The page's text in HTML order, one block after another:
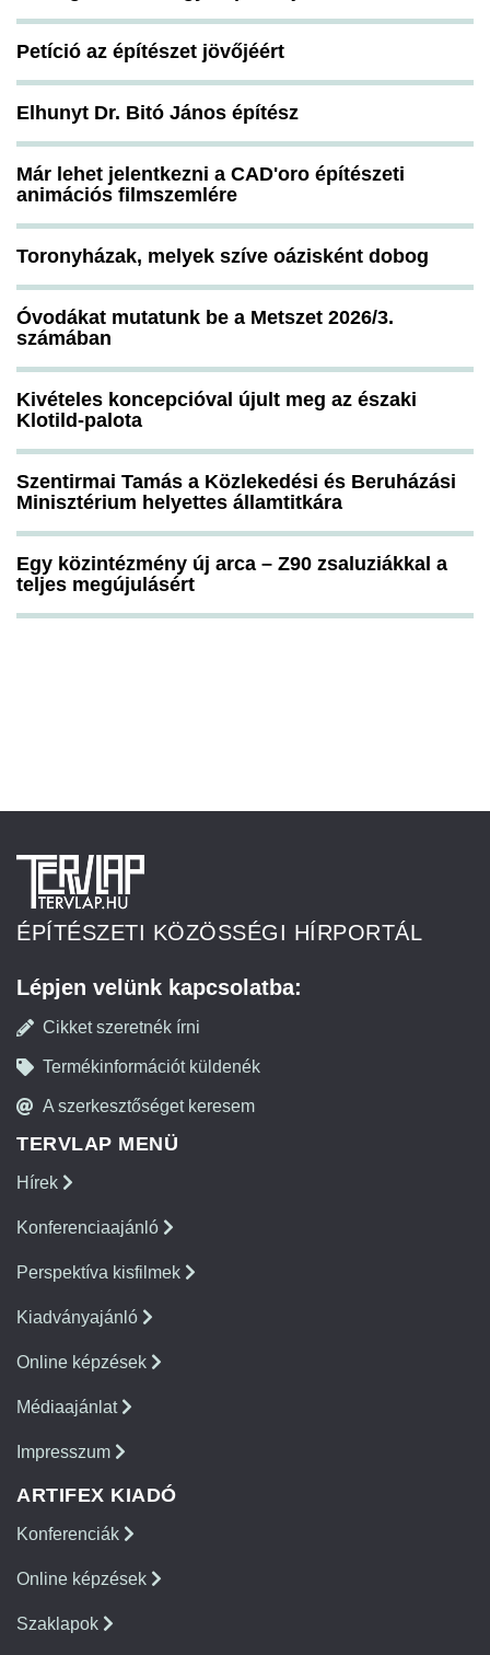
Petíció az építészet jövőjéért
Elhunyt Dr. Bitó János építész
Már lehet jelentkezni a CAD'oro építészeti
animációs filmszemlére
Toronyházak, melyek szíve oázisként dobog
Óvodákat mutatunk be a Metszet 2026/3.
számában
Kivételes koncepcióval újult meg az északi
Klotild-palota
Szentirmai Tamás a Közlekedési és Beruházási
Minisztérium helyettes államtitkára
Egy közintézmény új arca – Z90 zsaluziákkal a
teljes megújulásért
ÉPÍTÉSZETI KÖZÖSSÉGI HÍRPORTÁL
Lépjen velünk kapcsolatba:
Cikket szeretnék írni
Termékinformációt küldenék
A szerkesztőséget keresem
TERVLAP MENÜ
Hírek
Konferenciaajánló
Perspektíva kisfilmek
Kiadványajánló
Online képzések
Médiaajánlat
Impresszum
ARTIFEX KIADÓ
Konferenciák
Online képzések
Szaklapok